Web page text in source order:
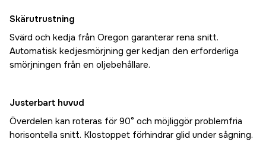
Skärutrustning
Svärd och kedja från Oregon garanterar rena snitt.
Automatisk kedjesmörjning ger kedjan den erforderliga
smörjningen från en oljebehållare.
Justerbart huvud
Överdelen kan roteras för 90° och möjliggör problemfria
horisontella snitt. Klostoppet förhindrar glid under sågning.